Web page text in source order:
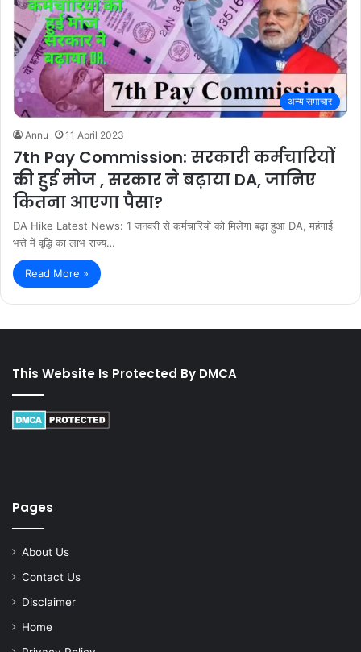
अन्य समाचार
Annu 11 April 2023
7th Pay Commission: सरकारी कर्मचारियों
की हुई मोज , सरकार ने बढ़ाया DA, जानिए
कितना आएगा पैसा?
DA Hike Latest News: 1 जनवरी से कर्मचारियों को मिलेगा बढ़ा हुआ DA, महंगाई
भत्ते में वृद्धि का लाभ राज्य…
Read More »
This Website Is Protected By DMCA
Pages
About Us
Contact Us
Disclaimer
Home